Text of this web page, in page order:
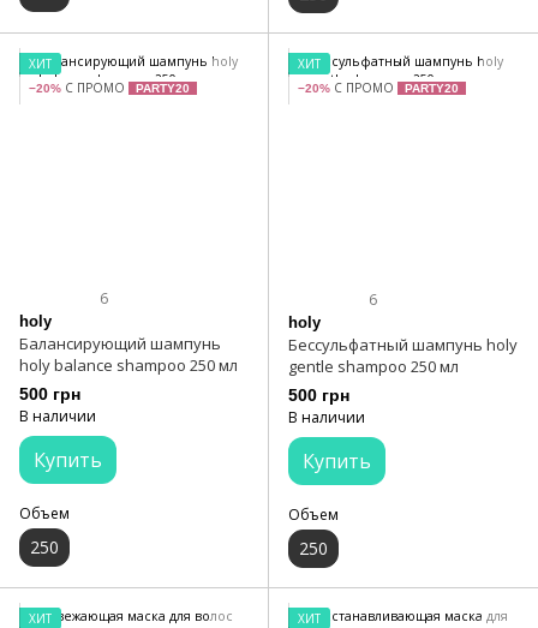
ХИТ
−20% С ПРОМО PARTY20
6
holy
Балансирующий шампунь
holy balance shampoo 250 мл
500 грн
В наличии
Купить
Объем
250
ХИТ
−20% С ПРОМО PARTY20
6
holy
Бессульфатный шампунь holy
gentle shampoo 250 мл
500 грн
В наличии
Купить
Объем
250
ХИТ ХИТ